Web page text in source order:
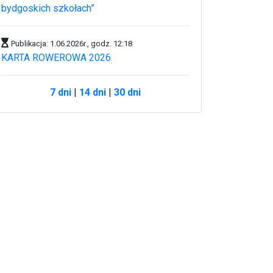
bydgoskich szkołach”
Publikacja: 1.06.2026r., godz. 12:18
KARTA ROWEROWA 2026
7 dni| 14 dni| 30 dni